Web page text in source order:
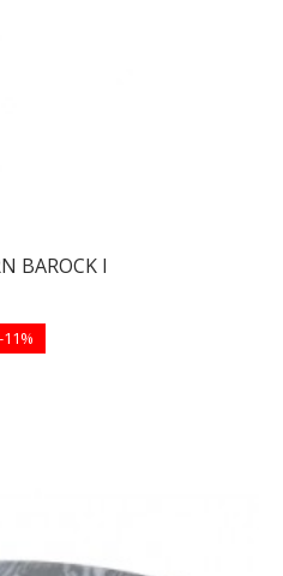
BAROCK I
-11%